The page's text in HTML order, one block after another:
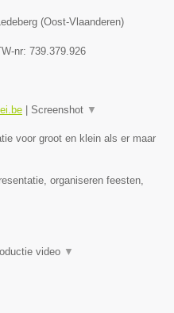
(Oost-Vlaanderen)
nr: 739.379.926
| Screenshot ▼
voor groot en klein als er maar
organiseren feesten,
video ▼